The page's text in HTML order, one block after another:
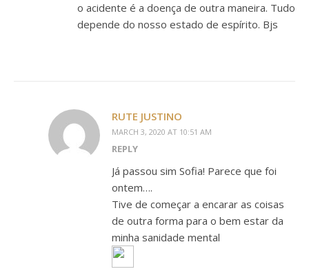
o acidente é a doença de outra maneira. Tudo
depende do nosso estado de espírito. Bjs
RUTE JUSTINO
MARCH 3, 2020 AT 10:51 AM
REPLY
Já passou sim Sofia! Parece que foi
ontem….
Tive de começar a encarar as coisas
de outra forma para o bem estar da
minha sanidade mental